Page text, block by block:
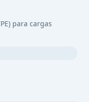
para cargas